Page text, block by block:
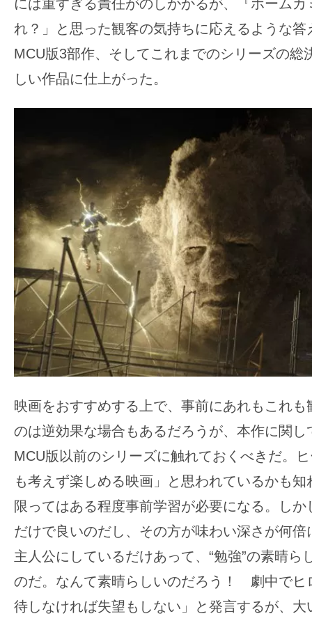
には重すぎる責任がのしかかるが、『ホームカ
れ？」と思った観客の気持ちに応えるような答
MCU版3部作、そしてこれまでのシリーズの総
しい作品に仕上がった。
映画をおすすめする上で、事前にあれもこれ
のは逆効果な場合もあるだろうが、本作に関し
MCU版以前のシリーズに触れておくべきだ。
も考えず楽しめる映画」と思われているかも知
限ってはある程度事前学習が必要になる。し
だけで良いのだし、その方が味わい深さが何
主人公にしているだけあって、“勉強”の素晴ら
のだ。なんて素晴らしいのだろう！ 劇中でヒ
待しなければ失望もしない」と発言するが、大